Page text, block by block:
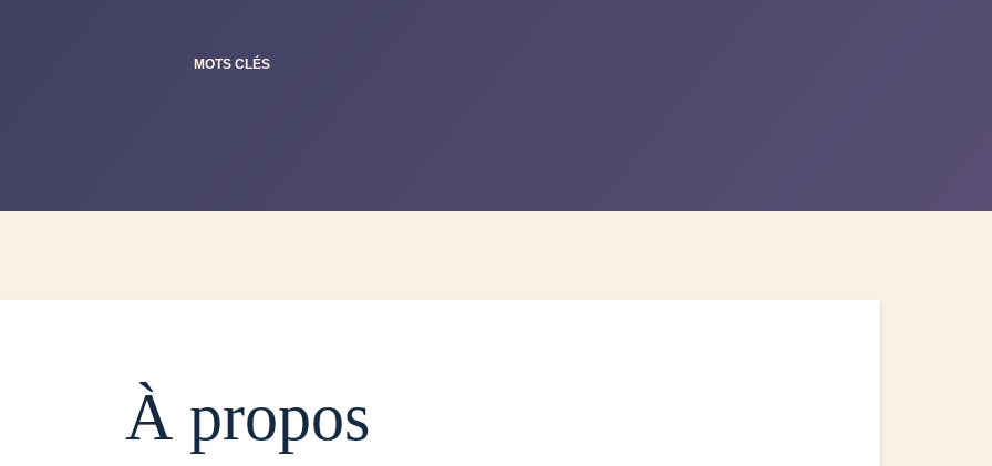
MOTS CLÉS
À propos